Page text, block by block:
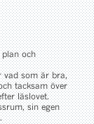
och
vad som är bra,
tacksam över
läslovet.
sin egen